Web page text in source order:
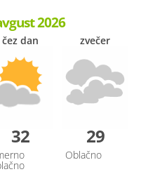
2026
čez dan
32
zvečer
29
Oblačno